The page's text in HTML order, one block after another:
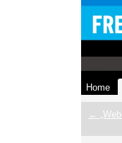
Home
←